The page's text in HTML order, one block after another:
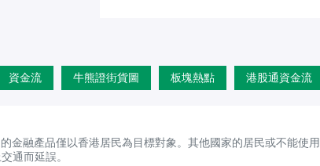
資金流 牛熊證街貨圖 板塊熱點 港股通資金流
金融產品僅以香港居民為目標對象。其他國家的居民或不能使
通而延誤。